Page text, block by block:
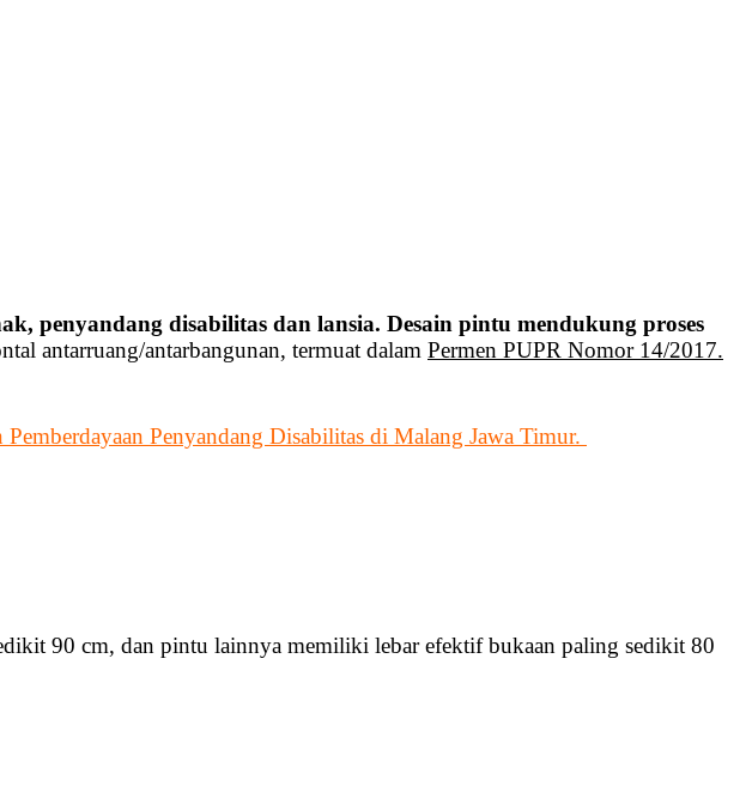
penyandang disabilitas dan lansia. Desain pintu mendukung proses
antarruang/antarbangunan, termuat dalam Permen PUPR Nomor 14/2017.
Penyandang Disabilitas di Malang Jawa Timur.
90 cm, dan pintu lainnya memiliki lebar efektif bukaan paling sedikit 80